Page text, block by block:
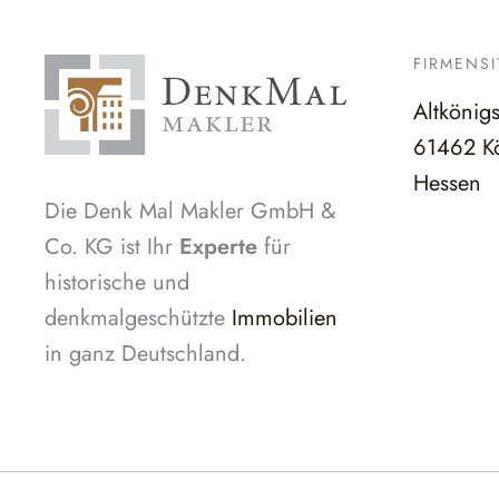
Die Denk Mal Makler GmbH &
Co. KG ist Ihr Experte für
historische und
denkmalgeschützte Immobilien
in ganz Deutschland.
61462
Hessen